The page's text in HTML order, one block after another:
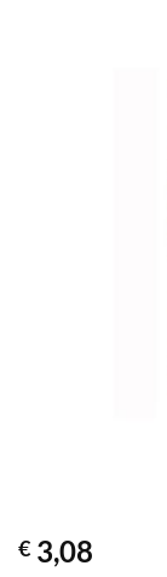
€ 3,08